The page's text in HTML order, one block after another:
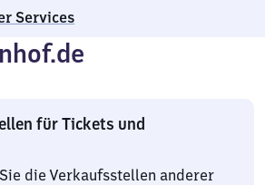
Services
für Tickets und
die Verkaufsstellen anderer